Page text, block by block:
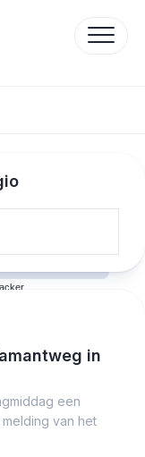
in
een
van het